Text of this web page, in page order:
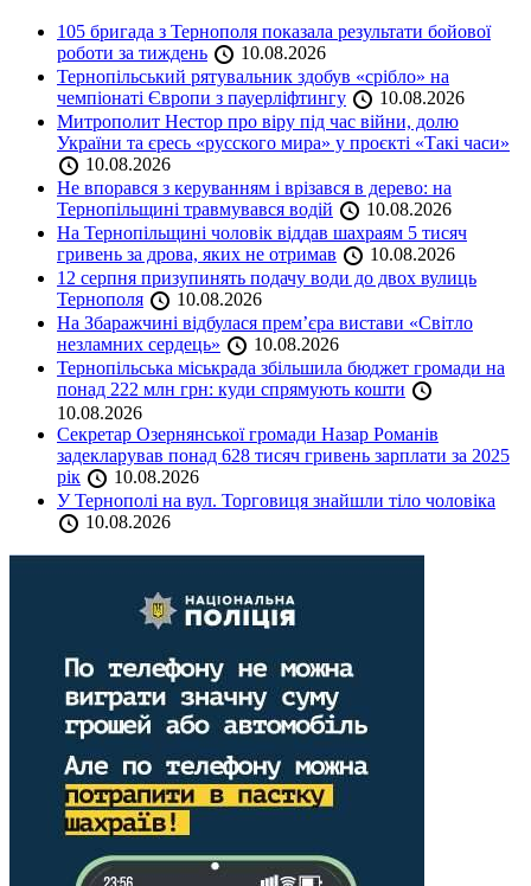
105 бригада з Тернополя показала результати бойової
роботи за тиждень
10.08.2026
Тернопільський рятувальник здобув «срібло» на
чемпіонаті Європи з пауерліфтингу
10.08.2026
Митрополит Нестор про віру під час війни, долю
України та єресь «русского мира» у проєкті «Такі часи»
10.08.2026
Не впорався з керуванням і врізався в дерево: на
Тернопільщині травмувався водій
10.08.2026
На Тернопільщині чоловік віддав шахраям 5 тисяч
гривень за дрова, яких не отримав
10.08.2026
12 серпня призупинять подачу води до двох вулиць
Тернополя
10.08.2026
На Збаражчині відбулася прем’єра вистави «Світло
незламних сердець»
10.08.2026
Тернопільська міськрада збільшила бюджет громади на
понад 222 млн грн: куди спрямують кошти
10.08.2026
Секретар Озернянської громади Назар Романів
задекларував понад 628 тисяч гривень зарплати за 2025
рік
10.08.2026
У Тернополі на вул. Торговиця знайшли тіло чоловіка
10.08.2026